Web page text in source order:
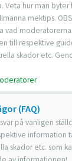
Veta hur man byter
mektips.
vad
till respektive
skador etc.
(FAQ)
på vanligen
information
skador etc. som